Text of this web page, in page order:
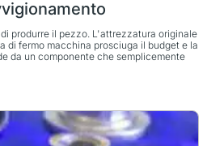
produrre il pezzo. L'attrezzatura originale
di fermo macchina prosciuga il budget e la
da un componente che semplicemente